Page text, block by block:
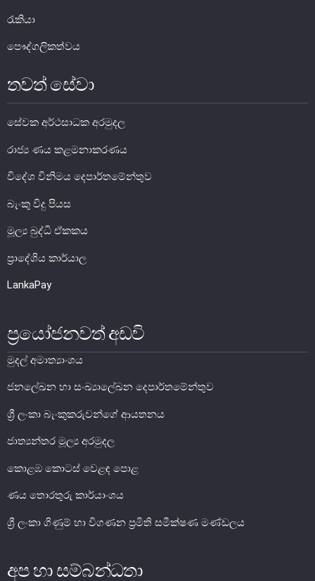
හානිවූ මුදල් නෝට්ටු හා ව්‍යාජ මුදල්
සේවා අනිසි, විකෘති කරන ලද හා විකල වු මුදල් නෝට්ටු
ව්‍යාජ මුදල් නෝට්ටු වැළැක්වීම
ව්‍යවහාර මුදල් නෝට්ටු වල අනුකරණ සැකසීම
රැකියා
පෞද්ගලිකත්වය
තවත් සේවා
සේවක අර්ථසාධක අරමුදල
රාජ්‍ය ණය කළමනාකරණය
විදේශ විනිමය දෙපාර්තමේන්තුව
බැංකු විදු පියස
මූල්‍ය බුද්ධි ඒකකය
ප්‍රාදේශිය කාර්යාල
LankaPay
ප්‍රයෝජනවත් අඩවි
මුදල් අමාත්‍යාංශය
ජනලේඛන හා සංඛ්‍යාලේඛන දෙපාර්තමේන්තුව
ශ්‍රී ලංකා බැංකුකරුවන්ගේ ආයතනය
ජාත්‍යන්තර මූල්‍ය අරමුදල
කොළඹ කොටස් වෙළඳ පොළ
ණය තොරතුරු කාර්යාංශය
ශ්‍රී ලංකා ගිණුම් හා විගණන ප්‍රමිති සමීක්ෂණ මණ්ඩලය
අප හා සම්බන්ධතා